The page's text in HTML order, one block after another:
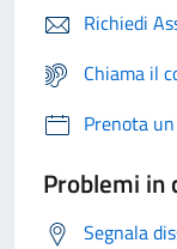
Richiedi
Chiama il
Prenota
Problemi in
Segnala